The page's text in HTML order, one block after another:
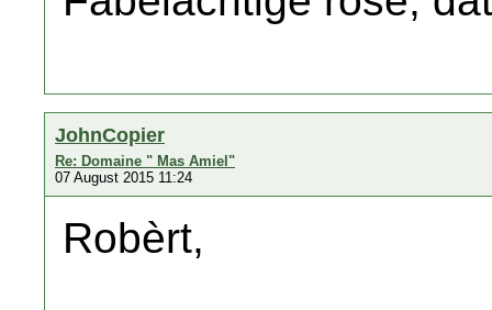
JohnCopier
Re: Domaine " Mas Amiel"
07 August 2015 11:24
Robèrt,